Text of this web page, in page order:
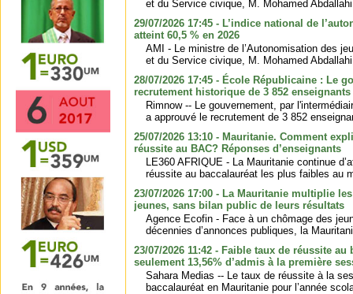
et du Service civique, M. Mohamed
29/07/2026 17:45 - L’indice national de
atteint 60,5 % en 2026
AMI - Le ministre de l’Autonomisation des
et du Service civique, M. Mohamed
28/07/2026 17:45 - École Républicaine : Le
recrutement historique de 3 852 enseignants
Rimnow -- Le gouvernement, par
a approuvé le recrutement de 3 852
25/07/2026 13:10 - Mauritanie. Comment
réussite au BAC? Réponses d’enseignants
LE360 AFRIQUE - La Mauritanie continue
réussite au baccalauréat les plus faibles au
23/07/2026 17:00 - La Mauritanie multiplie
jeunes, sans bilan public de leurs résultats
Agence Ecofin - Face à un chômage des
décennies d’annonces publiques, la
23/07/2026 11:42 - Faible taux de réussite au
seulement 13,56% d’admis à la première
Sahara Medias -- Le taux de réussite à la
baccalauréat en Mauritanie pour l’année